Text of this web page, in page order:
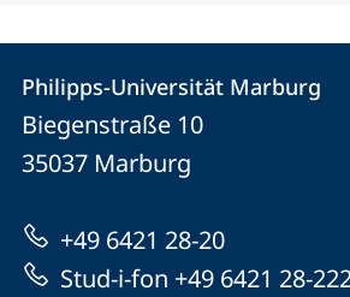
Kontakt
und
Informationen
zur
Website
Kontaktinformationen
Philipps-
Universität
Philipps-Universität Marburg
Biegenstraße 10
35037 Marburg
+49 6421 28-20
Stud-i-fon +49 6421 28-